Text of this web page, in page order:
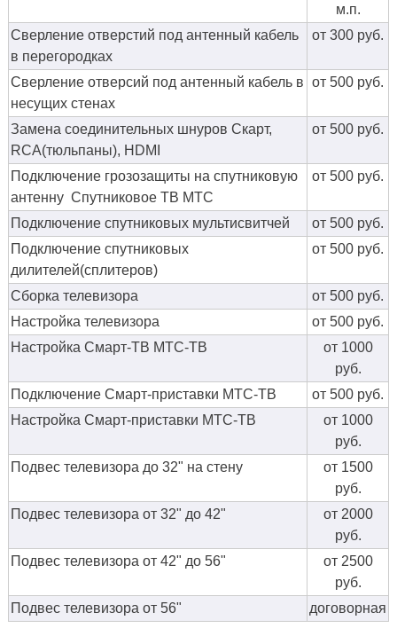
м.п.
Сверление отверстий под антенный кабель
в перегородках
от 300 руб.
Сверление отверсий под антенный кабель в
несущих стенах
от 500 руб.
Замена соединительных шнуров Скарт,
RCA(тюльпаны), HDMI
от 500 руб.
Подключение грозозащиты на спутниковую
антенну Спутниковое ТВ МТС
от 500 руб.
Подключение спутниковых мультисвитчей
от 500 руб.
Подключение спутниковых
дилителей(сплитеров)
от 500 руб.
Сборка телевизора
от 500 руб.
Настройка телевизора
от 500 руб.
Настройка Смарт-ТВ МТС-ТВ
от 1000
руб.
Подключение Смарт-приставки МТС-ТВ
от 500 руб.
Настройка Смарт-приставки МТС-ТВ
от 1000
руб.
Подвес телевизора до 32" на стену
от 1500
руб.
Подвес телевизора от 32" до 42"
от 2000
руб.
Подвес телевизора от 42" до 56"
от 2500
руб.
Подвес телевизора от 56"
договорная